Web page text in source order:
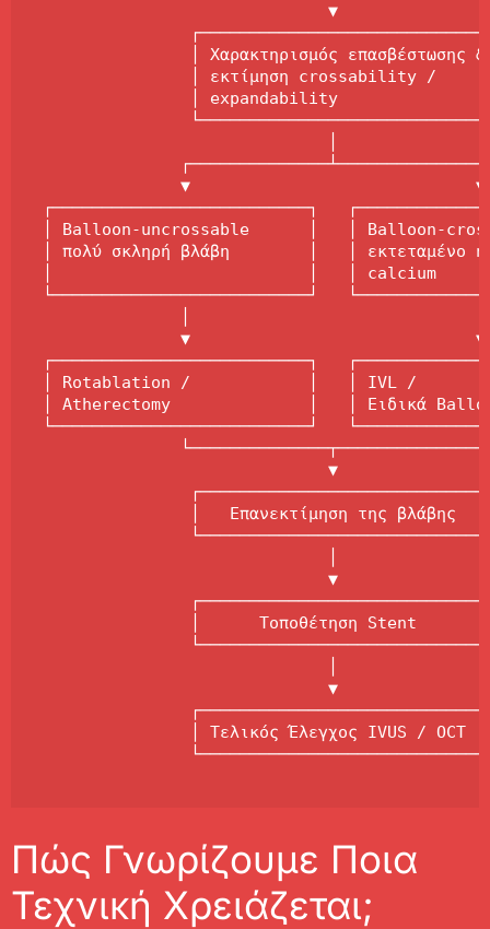
                              ▼
│ Χαρακτηρισμός επασβέστωσης &
│ εκτίμηση crossability /
│ expandability
               ┌──────────────┴──────────────┐
               ▼                             ▼
┌──────────────────────────┐
│ Balloon-uncrossable      │   │ Balloon-
│ πολύ σκληρή βλάβη        │   │ εκτεταμένο ή
│                          │   │ calcium
└──────────────────────────┘
               ▼                             ▼
┌──────────────────────────┐
│ Rotablation /            │   │ IVL /
│ Atherectomy              │   │ Ειδικά
└──────────────────────────┘
               └──────────────┬──────────────┘
                              ▼
│   Επανεκτίμηση της βλάβης
                              ▼
│      Τοποθέτηση Stent
                              ▼
│ Τελικός Έλεγχος IVUS / OCT
Πώς Γνωρίζουμε Ποια
Τεχνική Χρειάζεται;